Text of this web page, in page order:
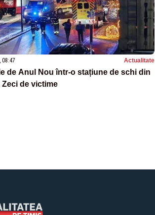
08:47 Actualitate
de Anul Nou într-o stațiune de schi din
Zeci de victime